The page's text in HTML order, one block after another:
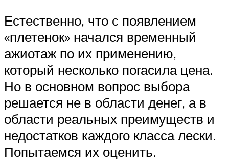
Естественно, что с появлением
«плетенок» начался временный
ажиотаж по их применению,
который несколько погасила цена.
Но в основном вопрос выбора
решается не в области денег, а в
области реальных преимуществ и
недостатков каждого класса лески.
Попытаемся их оценить.